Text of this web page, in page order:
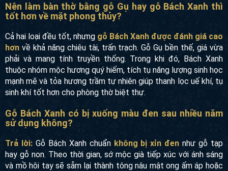
Nên làm bàn thờ bằng gỗ Gụ hay gỗ Bách Xanh thì
tốt hơn về mặt phong thủy?
Cả hai loại đều tốt, nhưng gỗ Bách Xanh được đánh giá cao
hơn về khả năng chiêu tài, trấn trạch. Gỗ Gụ bền thế, giá vừa
phải và mang tính truyền thống. Trong khi đó, Bách Xanh
thuộc nhóm mộc hương quý hiếm, tích tụ năng lượng sinh học
mạnh mẽ và tỏa hương trầm tự nhiên giúp thanh lọc uế khí, tụ
sinh khí tốt hơn cho phòng thờ biệt thự.
Gỗ Bách Xanh có bị xuống màu đen sau nhiều năm
sử dụng không?
Trả lời:Gỗ Bách Xanh chuẩn không bị xỉn đen như gỗ tạp
hay gỗ non. Theo thời gian, sớ mộc già tiếp xúc với ánh sáng
và mồ hôi tay sẽ sẫm lại thành tông nâu mật ong ấm áp hoặc